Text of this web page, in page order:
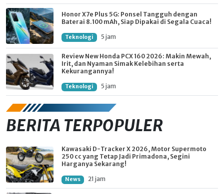
Honor X7e Plus 5G: Ponsel Tangguh dengan
Baterai 8.100 mAh, Siap Dipakai di Segala Cuaca!
Teknologi 5 jam
Review New Honda PCX 160 2026: Makin Mewah,
Irit, dan Nyaman Simak Kelebihan serta
Kekurangannya!
Teknologi 5 jam
BERITA TERPOPULER
Kawasaki D-Tracker X 2026, Motor Supermoto
250 cc yang Tetap Jadi Primadona, Segini
Harganya Sekarang!
News 21 jam